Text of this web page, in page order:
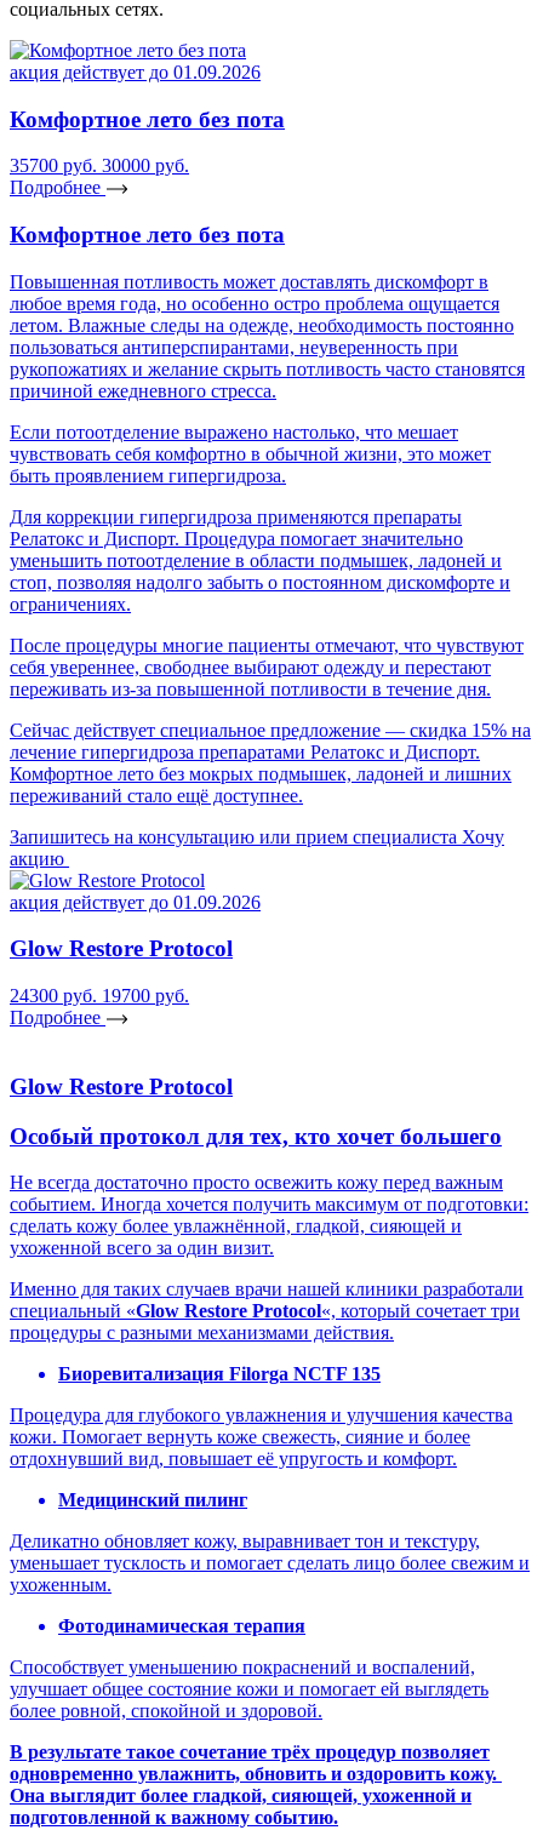
социальных сетях.
акция действует до 01.09.2026
Комфортное лето без пота
35700 руб. 30000 руб.
Подробнее
Комфортное лето без пота
Повышенная потливость может доставлять дискомфорт в
любое время года, но особенно остро проблема ощущается
летом. Влажные следы на одежде, необходимость постоянно
пользоваться антиперспирантами, неуверенность при
рукопожатиях и желание скрыть потливость часто становятся
причиной ежедневного стресса.
Если потоотделение выражено настолько, что мешает
чувствовать себя комфортно в обычной жизни, это может
быть проявлением гипергидроза.
Для коррекции гипергидроза применяются препараты
Релатокс и Диспорт. Процедура помогает значительно
уменьшить потоотделение в области подмышек, ладоней и
стоп, позволяя надолго забыть о постоянном дискомфорте и
ограничениях.
После процедуры многие пациенты отмечают, что чувствуют
себя увереннее, свободнее выбирают одежду и перестают
переживать из-за повышенной потливости в течение дня.
Сейчас действует специальное предложение — скидка 15% на
лечение гипергидроза препаратами Релатокс и Диспорт.
Комфортное лето без мокрых подмышек, ладоней и лишних
переживаний стало ещё доступнее.
Запишитесь на консультацию или прием специалиста Хочу
акцию
акция действует до 01.09.2026
Glow Restore Protocol
24300 руб. 19700 руб.
Подробнее
Glow Restore Protocol
Особый протокол для тех, кто хочет большего
Не всегда достаточно просто освежить кожу перед важным
событием. Иногда хочется получить максимум от подготовки:
сделать кожу более увлажнённой, гладкой, сияющей и
ухоженной всего за один визит.
Именно для таких случаев врачи нашей клиники разработали
специальный «Glow Restore Protocol«, который сочетает три
процедуры с разными механизмами действия.
Биоревитализация Filorga NCTF 135
Процедура для глубокого увлажнения и улучшения качества
кожи. Помогает вернуть коже свежесть, сияние и более
отдохнувший вид, повышает её упругость и комфорт.
Медицинский пилинг
Деликатно обновляет кожу, выравнивает тон и текстуру,
уменьшает тусклость и помогает сделать лицо более свежим и
ухоженным.
Фотодинамическая терапия
Способствует уменьшению покраснений и воспалений,
улучшает общее состояние кожи и помогает ей выглядеть
более ровной, спокойной и здоровой.
В результате такое сочетание трёх процедур позволяет
одновременно увлажнить, обновить и оздоровить кожу.
Она выглядит более гладкой, сияющей, ухоженной и
подготовленной к важному событию.